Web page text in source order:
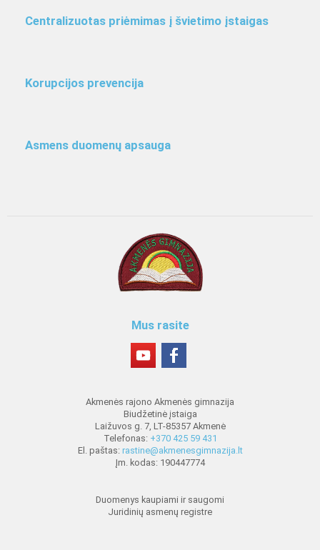
Centralizuotas priėmimas į švietimo įstaigas
Korupcijos prevencija
Asmens duomenų apsauga
Mus rasite
Akmenės rajono Akmenės gimnazija
Biudžetinė įstaiga
Laižuvos g. 7, LT-85357 Akmenė
Telefonas: +370 425 59 431
El. paštas: rastine@akmenesgimnazija.lt
Įm. kodas: 190447774
Duomenys kaupiami ir saugomi
Juridinių asmenų registre